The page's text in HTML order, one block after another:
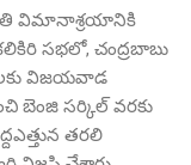
విమానాశ్రయానికి
సభలో, చంద్రబాబు
విజయవాడ
బెంజి సర్కిల్‌ వరకు
తరలి